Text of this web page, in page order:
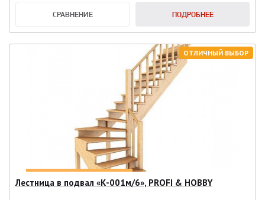
СРАВНЕНИЕ ПОДРОБНЕЕ
ОТЛИЧНЫЙ ВЫБОР
Лестница в подвал «К-001м/6», PROFI & HOBBY